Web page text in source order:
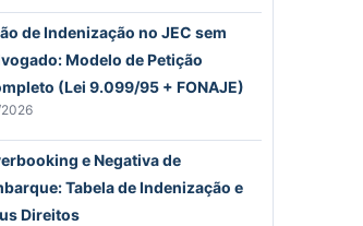
de Indenização no JEC sem
Modelo de Petição
(Lei 9.099/95 + FONAJE)
e Negativa de
Tabela de Indenização e
Direitos